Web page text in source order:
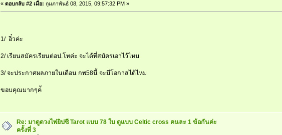
«ตอบกลับ #2 เมื่อ: กุมภาพันธ์ 08, 2015, 09:57:32 PM »
1/ อิ๋วค่ะ
2/ เรียนสมัครเรียนต่อป.โทค่ะ จะได้ที่สมัครเอาไว้ไหม
3/ จะประกาศผลภายในเดือน กพ58นี้ จะมีโอกาสได้ไหม
ขอบคุณมากๆค่ั
Re: มาดูดวงไพ่ยิปซี Tarot แบบ 78 ใบ ดูแบบ Celtic cross คนละ 1 ข้อกันค่ะ
ครั้งที่ 3